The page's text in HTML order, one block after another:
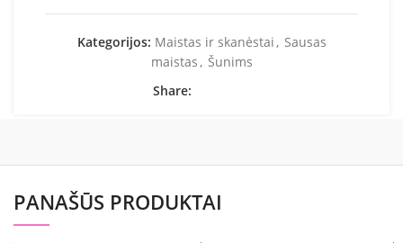
Kategorijos: Maistas ir skanėstai , Sausas
maistas , Šunims
Share:
PANAŠŪS PRODUKTAI